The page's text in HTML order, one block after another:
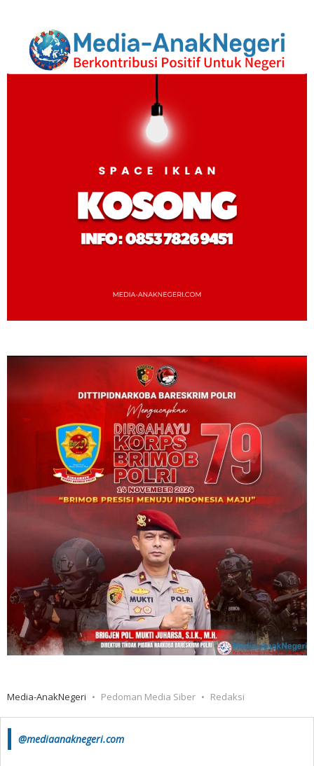
Media-AnakNegeri Pedoman Media Siber Redaksi
@mediaanaknegeri.com